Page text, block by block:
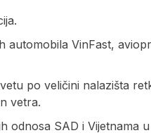
automobila VinFast,
po veličini nalazišta
vetra.
odnosa SAD i Vijetnama